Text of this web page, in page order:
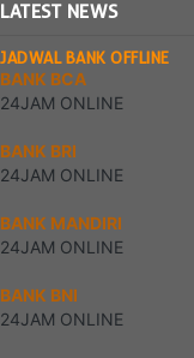
LATESTNEWS
JADWAL BANK OFFLINE
BANK BCA
24JAM ONLINE
BANK BRI
24JAM ONLINE
BANK MANDIRI
24JAM ONLINE
BANK BNI
24JAM ONLINE